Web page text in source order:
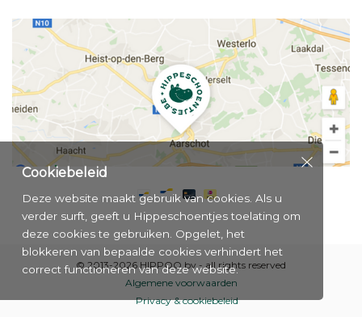
© 2013-2026 HIPPOO bv - all rights reserved
Algemene voorwaarden
Privacy & cookiebeleid
Cookiebeleid
Deze website maakt gebruik van cookies. Als u
verder surft, geeft u Hippeschoentjes toelating om
deze cookies te gebruiken. Opgelet, het
blokkeren van bepaalde cookies verhindert het
correct functioneren van deze website.